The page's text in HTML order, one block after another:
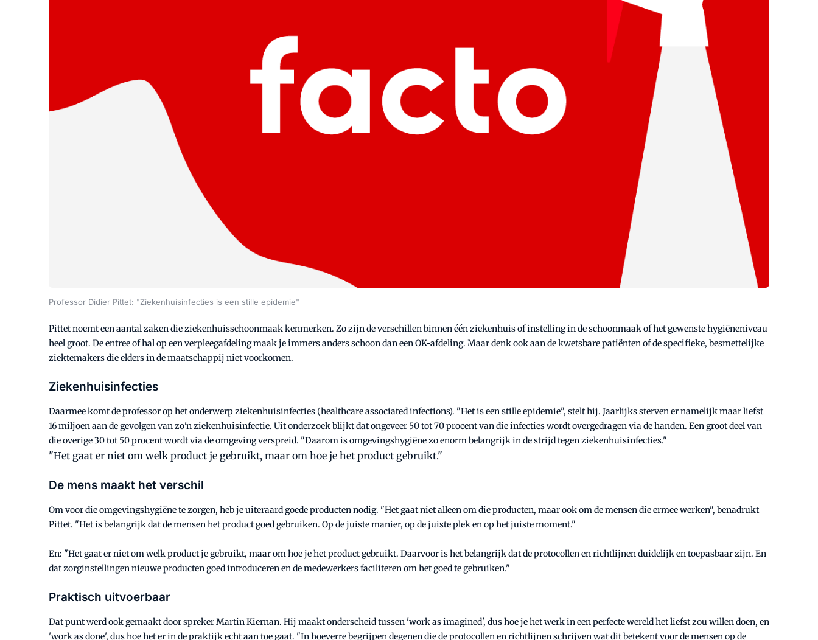
Professor Didier Pittet: "Ziekenhuisinfecties is een stille epidemie"
Pittet noemt een aantal zaken die ziekenhuisschoonmaak kenmerken. Zo zijn de verschillen binnen één ziekenhuis of instelling in de schoonmaak of het gewenste hygiëneniveau
heel groot. De entree of hal op een verpleegafdeling maak je immers anders schoon dan een OK-afdeling. Maar denk ook aan de kwetsbare patiënten of de specifieke, besmettelijke
ziektemakers die elders in de maatschappij niet voorkomen.
Ziekenhuisinfecties
Daarmee komt de professor op het onderwerp ziekenhuisinfecties (healthcare associated infections). "Het is een stille epidemie", stelt hij. Jaarlijks sterven er namelijk maar liefst
16 miljoen aan de gevolgen van zo'n ziekenhuisinfectie. Uit onderzoek blijkt dat ongeveer 50 tot 70 procent van die infecties wordt overgedragen via de handen. Een groot deel van
die overige 30 tot 50 procent wordt via de omgeving verspreid. "Daarom is omgevingshygiëne zo enorm belangrijk in de strijd tegen ziekenhuisinfecties."
"Het gaat er niet om welk product je gebruikt, maar om hoe je het product gebruikt."
De mens maakt het verschil
Om voor die omgevingshygiëne te zorgen, heb je uiteraard goede producten nodig. "Het gaat niet alleen om die producten, maar ook om de mensen die ermee werken", benadrukt
Pittet. "Het is belangrijk dat de mensen het product goed gebruiken. Op de juiste manier, op de juiste plek en op het juiste moment."
En: "Het gaat er niet om welk product je gebruikt, maar om hoe je het product gebruikt. Daarvoor is het belangrijk dat de protocollen en richtlijnen duidelijk en toepasbaar zijn. En
dat zorginstellingen nieuwe producten goed introduceren en de medewerkers faciliteren om het goed te gebruiken."
Praktisch uitvoerbaar
Dat punt werd ook gemaakt door spreker Martin Kiernan. Hij maakt onderscheid tussen 'work as imagined', dus hoe je het werk in een perfecte wereld het liefst zou willen doen, en
'work as done', dus hoe het er in de praktijk echt aan toe gaat. "In hoeverre begrijpen degenen die de protocollen en richtlijnen schrijven wat dit betekent voor de mensen op de